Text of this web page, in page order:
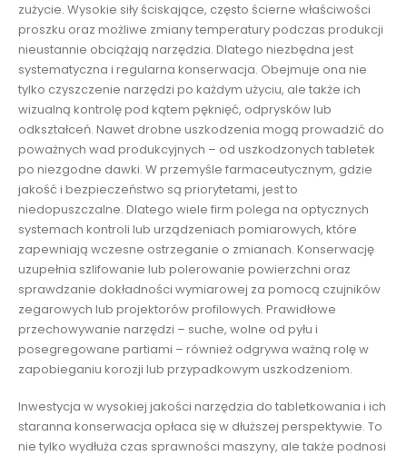
zużycie. Wysokie siły ściskające, często ścierne właściwości
proszku oraz możliwe zmiany temperatury podczas produkcji
nieustannie obciążają narzędzia. Dlatego niezbędna jest
systematyczna i regularna konserwacja. Obejmuje ona nie
tylko czyszczenie narzędzi po każdym użyciu, ale także ich
wizualną kontrolę pod kątem pęknięć, odprysków lub
odkształceń. Nawet drobne uszkodzenia mogą prowadzić do
poważnych wad produkcyjnych – od uszkodzonych tabletek
po niezgodne dawki. W przemyśle farmaceutycznym, gdzie
jakość i bezpieczeństwo są priorytetami, jest to
niedopuszczalne. Dlatego wiele firm polega na optycznych
systemach kontroli lub urządzeniach pomiarowych, które
zapewniają wczesne ostrzeganie o zmianach. Konserwację
uzupełnia szlifowanie lub polerowanie powierzchni oraz
sprawdzanie dokładności wymiarowej za pomocą czujników
zegarowych lub projektorów profilowych. Prawidłowe
przechowywanie narzędzi – suche, wolne od pyłu i
posegregowane partiami – również odgrywa ważną rolę w
zapobieganiu korozji lub przypadkowym uszkodzeniom.
Inwestycja w wysokiej jakości narzędzia do tabletkowania i ich
staranna konserwacja opłaca się w dłuższej perspektywie. To
nie tylko wydłuża czas sprawności maszyny, ale także podnosi